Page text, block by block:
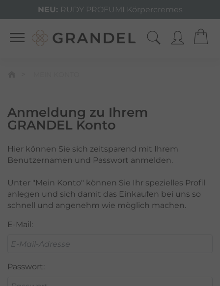
NEU: RUDY PROFUMI Körpercremes
Anmeldung zu Ihrem
GRANDEL Konto
Hier können Sie sich zeitsparend mit Ihrem
Benutzernamen und Passwort anmelden.
Unter "Mein Konto" können Sie Ihr spezielles Profil
anlegen und sich damit das Einkaufen bei uns so
schnell und angenehm wie möglich machen.
E-Mail:
Passwort: